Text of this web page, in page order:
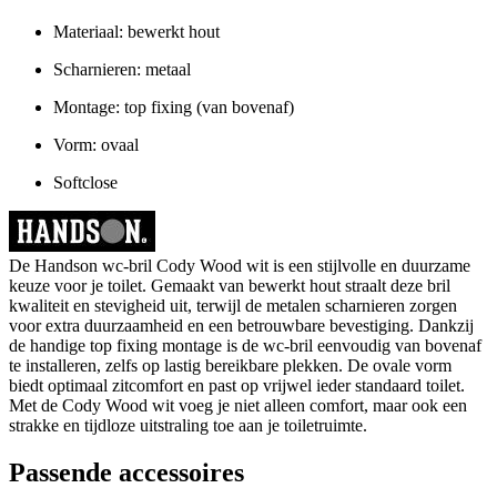
Materiaal: bewerkt hout
Scharnieren: metaal
Montage: top fixing (van bovenaf)
Vorm: ovaal
Softclose
De Handson wc-bril Cody Wood wit is een stijlvolle en duurzame
keuze voor je toilet. Gemaakt van bewerkt hout straalt deze bril
kwaliteit en stevigheid uit, terwijl de metalen scharnieren zorgen
voor extra duurzaamheid en een betrouwbare bevestiging. Dankzij
de handige top fixing montage is de wc-bril eenvoudig van bovenaf
te installeren, zelfs op lastig bereikbare plekken. De ovale vorm
biedt optimaal zitcomfort en past op vrijwel ieder standaard toilet.
Met de Cody Wood wit voeg je niet alleen comfort, maar ook een
strakke en tijdloze uitstraling toe aan je toiletruimte.
Passende accessoires